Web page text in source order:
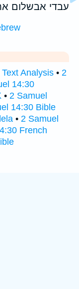
עבדי אבשלום
Analysis • 2
14:30
• 2 Samuel
14:30 Bible
• 2 Samuel
French